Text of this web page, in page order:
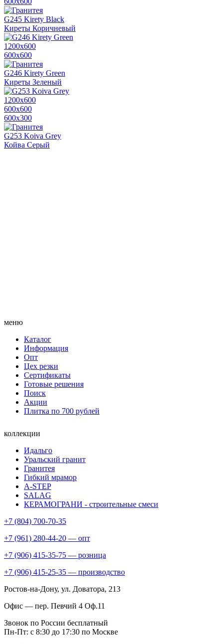
G245 Kirety Black
Киреты Коричневый
1200х600
600х600
G246 Kirety Green
Киреты Зеленый
1200х600
600х600
600x300
G253 Koiva Grey
Койва Серый
меню
Каталог
Информация
Опт
Цех резки
Сертификаты
Готовые решения
Поиск
Акции
Плитка по 700 рублей
коллекции
Идальго
Уральский гранит
Гранитея
Гибкий мрамор
A-STEP
SALAG
КЕРАМОГРАНИ - строительные смеси
+7 (804) 700-70-35
+7 (961) 280-44-20 — опт
+7 (906) 415-35-75 — розница
+7 (906) 415-25-35 — производство
Ростов-на-Дону, ул. Доватора, 213
Офис — пер. Певчий 4 Оф.11
Звонок по России бесплатный
Пн-Пт: с 8:30 до 17:30 по Москве